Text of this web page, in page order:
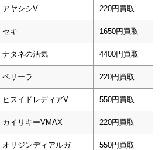
アヤシシV 220円買取
セキ 1650円買取
ナタネの活気 4400円買取
ペリーラ 220円買取
ヒスイドレディアV 550円買取
カイリキーVMAX 220円買取
オリジンディアルガ
550円買取